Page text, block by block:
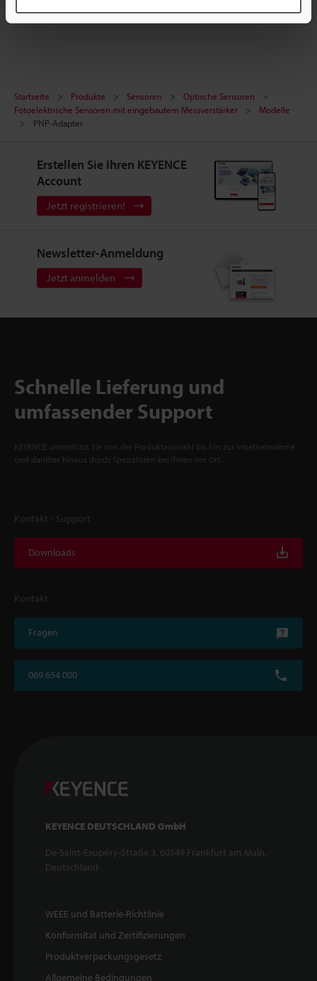
Optische Sensoren
Startseite Produkte Sensoren
Optische Sensoren
Fotoelektrische Sensoren mit eingebautem Messverstärker
Modelle
PNP-Adapter
Erstellen Sie Ihren KEYENCE
Account
Jetzt registrieren!
Newsletter-Anmeldung
Jetzt anmelden
Schnelle Lieferung und
umfassender Support
KEYENCE unterstützt Sie von der Produktauswahl bis hin zur Inbetriebnahme
und darüber hinaus durch Spezialisten bei Ihnen vor Ort.
Kontakt / Support
Downloads
Kontakt
Fragen
069 654 000
KEYENCE DEUTSCHLAND GmbH
De-Saint-Exupéry-Straße 3, 60549 Frankfurt am Main,
Deutschland
WEEE und Batterie-Richtlinie
Konformität und Zertifizierungen
Produktverpackungsgesetz
Allgemeine Bedingungen